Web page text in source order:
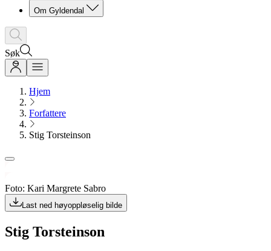
Om Gyldendal
Søk
Hjem
Forfattere
Stig Torsteinson
Foto: Kari Margrete Sabro
Last ned høyoppløselig bilde
Stig Torsteinson